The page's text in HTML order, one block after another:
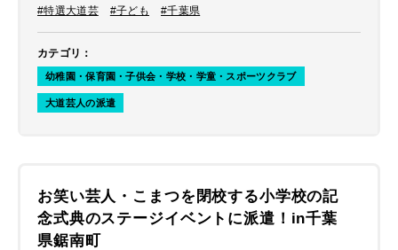
ご紹介しました。 ここではこまつに
#特選大道芸
#子ども #千葉県
カテゴリ ：
幼稚園・保育園・子供会・学校・学童・スポーツクラブ
大道芸人の派遣
お笑い芸人・こまつを閉校する小学校の記
念式典のステージイベントに派遣！in千葉
県鋸南町